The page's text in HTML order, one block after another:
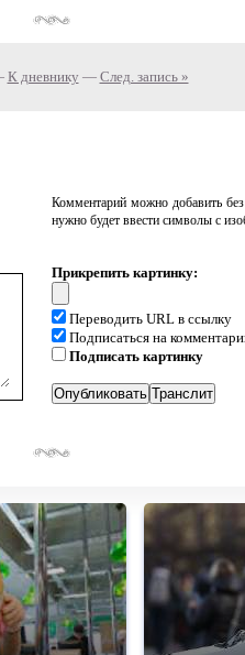
К дневнику — След. запись »
Комментарий можно добавить
нужно будет ввести символы с
Прикрепить картинку:
Переводить URL в ссылку
Подписаться на
Подписать картинку